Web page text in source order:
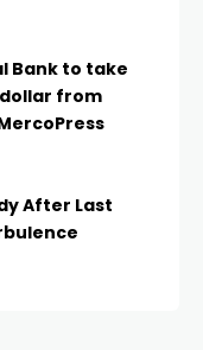
Bank to take
from
After Last